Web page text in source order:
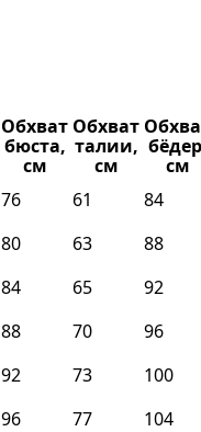
Обхват
бюста,
см
Обхват
талии,
см
см
76 61
84
80 63
88
84 65
92
88 70
96
92 73
100
96 77
104